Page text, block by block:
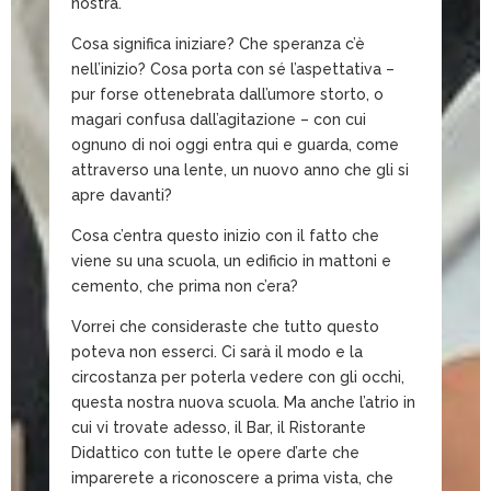
Cosa significa iniziare? Che speranza c’è
nell’inizio? Cosa porta con sé l’aspettativa –
pur forse ottenebrata dall’umore storto, o
magari confusa dall’agitazione – con cui
ognuno di noi oggi entra qui e guarda, come
attraverso una lente, un nuovo anno che gli si
apre davanti?
Cosa c’entra questo inizio con il fatto che
viene su una scuola, un edificio in mattoni e
cemento, che prima non c’era?
Vorrei che consideraste che tutto questo
poteva non esserci. Ci sarà il modo e la
circostanza per poterla vedere con gli occhi,
questa nostra nuova scuola. Ma anche l’atrio in
cui vi trovate adesso, il Bar, il Ristorante
Didattico con tutte le opere d’arte che
imparerete a riconoscere a prima vista, che